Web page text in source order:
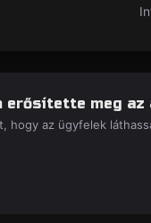
erősítette meg
hogy az ügyfelek